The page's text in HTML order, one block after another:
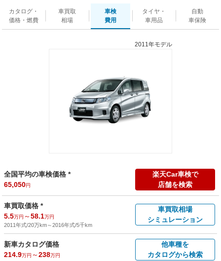
カタログ・
価格・燃費
車買取
相場
車検
費用
タイヤ・
車用品
自動
車保険
2011年モデル
全国平均の車検価格 *
65,050円
楽天Car車検で
店舗を検索
車買取価格 *
5.5万円 ～58.1万円
2011年式/20万km～2016年式/5千km
車買取相場
シミュレーション
新車カタログ価格
214.9万円 ～238万円
他車種を
カタログから検索